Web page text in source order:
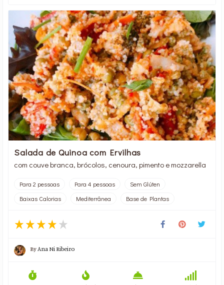
Salada de Quinoa com Ervilhas
com couve branca, brócolos, cenoura, pimento e mozzarella
Para 2 pessoas Para 4 pessoas
Sem Glúten
Baixas Calorias
Mediterrânea Base de Plantas
ByAna Ni Ribeiro